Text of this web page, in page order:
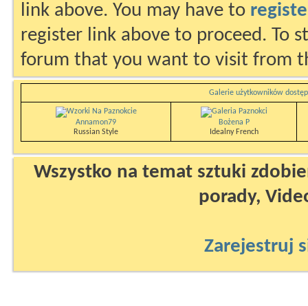
link above. You may have to
register link above to proceed. To
forum that you want to visit from
Galerie użytkowników
Annamon79
Russian Style
Bożena P
Idealny French
Wszystko na temat sztuki
porady,
Zarejestruj